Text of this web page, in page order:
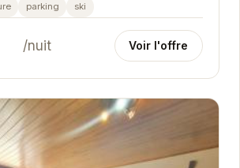
parking ski
/nuit Voir l'offre